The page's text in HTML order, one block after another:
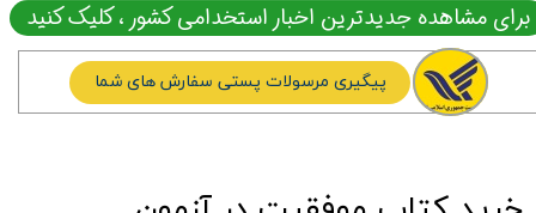
برای مشاهده جدیدترین اخبار استخدامی کشور ، کلیک کنید
پیگیری مرسولات پستی سفارش های شما